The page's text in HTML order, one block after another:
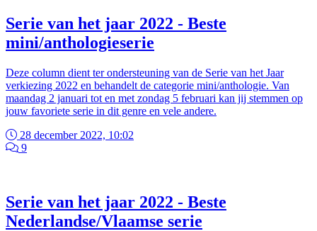
Serie van het jaar 2022 - Beste
mini/anthologieserie
Deze column dient ter ondersteuning van de Serie van het Jaar
verkiezing 2022 en behandelt de categorie mini/anthologie. Van
maandag 2 januari tot en met zondag 5 februari kan jij stemmen op
jouw favoriete serie in dit genre en vele andere.
28 december 2022, 10:02
9
Serie van het jaar 2022 - Beste
Nederlandse/Vlaamse serie